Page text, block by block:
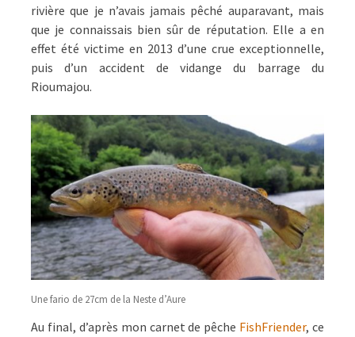
rivière que je n’avais jamais pêché auparavant, mais
que je connaissais bien sûr de réputation. Elle a en
effet été victime en 2013 d’une crue exceptionnelle,
puis d’un accident de vidange du barrage du
Rioumajou.
Une fario de 27cm de la Neste d’Aure
Au final, d’après mon carnet de pêche FishFriender, ce